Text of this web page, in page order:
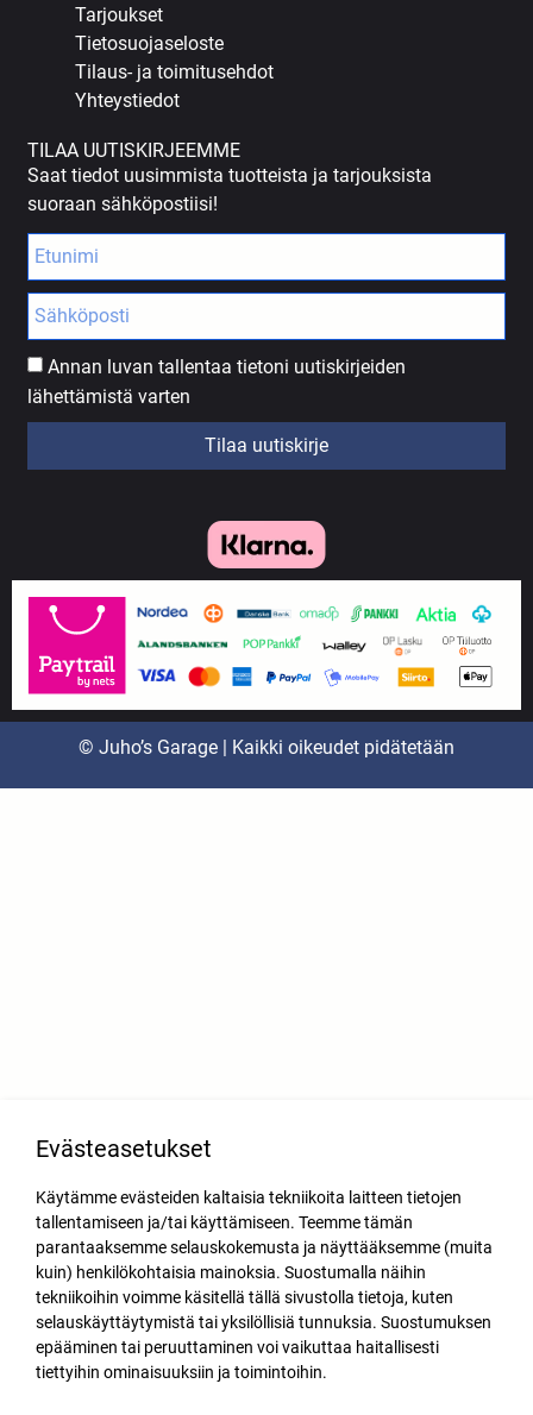
Tarjoukset
Tietosuojaseloste
Tilaus- ja toimitusehdot
Yhteystiedot
TILAA UUTISKIRJEEMME
Saat tiedot uusimmista tuotteista ja tarjouksista
suoraan sähköpostiisi!
Annan luvan tallentaa tietoni uutiskirjeiden
lähettämistä varten
Tilaa uutiskirje
© Juho’s Garage | Kaikki oikeudet pidätetään
Evästeasetukset
Käytämme evästeiden kaltaisia tekniikoita laitteen tietojen
tallentamiseen ja/tai käyttämiseen. Teemme tämän
parantaaksemme selauskokemusta ja näyttääksemme (muita
kuin) henkilökohtaisia mainoksia. Suostumalla näihin
tekniikoihin voimme käsitellä tällä sivustolla tietoja, kuten
selauskäyttäytymistä tai yksilöllisiä tunnuksia. Suostumuksen
epääminen tai peruuttaminen voi vaikuttaa haitallisesti
tiettyihin ominaisuuksiin ja toimintoihin.